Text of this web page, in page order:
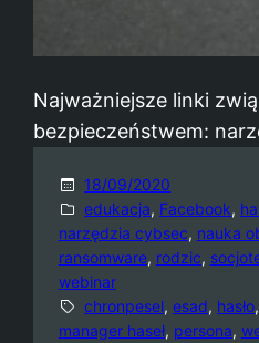
Najważniejsze linki
bezpieczeństwem:
18/09/2020
edukacja, Facebook,
narzędzia cybsec, nauka
ransomware, rodzic,
webinar
chronpesel, esad, hasło,
manager haseł, persona,